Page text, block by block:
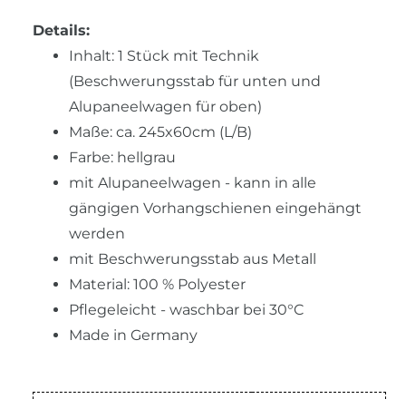
Details:
Inhalt: 1 Stück mit Technik
(Beschwerungsstab für unten und
Alupaneelwagen für oben)
Maße: ca. 245x60cm (L/B)
Farbe: hellgrau
mit Alupaneelwagen - kann in alle
gängigen Vorhangschienen eingehängt
werden
mit Beschwerungsstab aus Metall
Material: 100 % Polyester
Pflegeleicht - waschbar bei 30°C
Made in Germany